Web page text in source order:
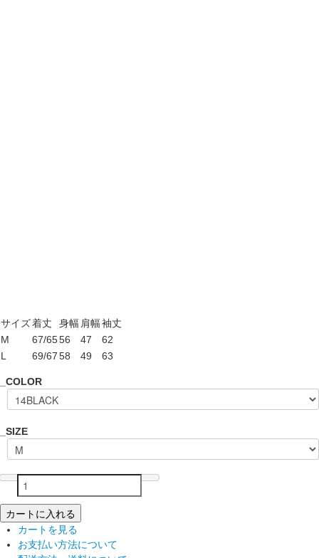
サイズ着丈 身幅肩幅袖丈
M
67/6556 47
62
L
69/6758 49 63
_COLOR
_SIZE
カートに入れる
カートを見る
お支払い方法について